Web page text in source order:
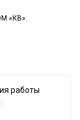
«КВ».
работы